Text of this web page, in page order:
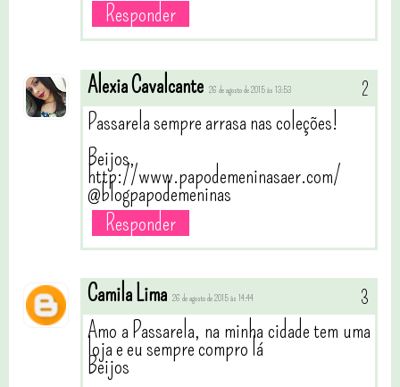
Responder
Alexia Cavalcante 26 de agosto de 2015 às 13:53
Passarela sempre arrasa nas coleções!
Beijos,
http://www.papodemeninasaer.com/
@blogpapodemeninas
Responder
Camila Lima 26 de agosto de 2015 às 14:44
Amo a Passarela, na minha cidade tem uma
loja e eu sempre compro lá
Beijos